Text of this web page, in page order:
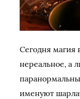
Сегодня магия
нереальное, а
именуют